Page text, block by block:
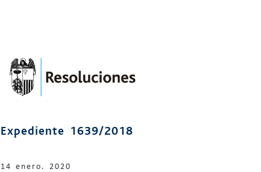
Expediente 1639/2018
14 enero. 2020